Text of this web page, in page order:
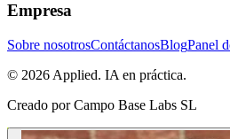
Empresa
Sobre nosotrosContáctanosBlogPanel
© 2026 Applied. IA en práctica.
Creado por Campo Base Labs SL